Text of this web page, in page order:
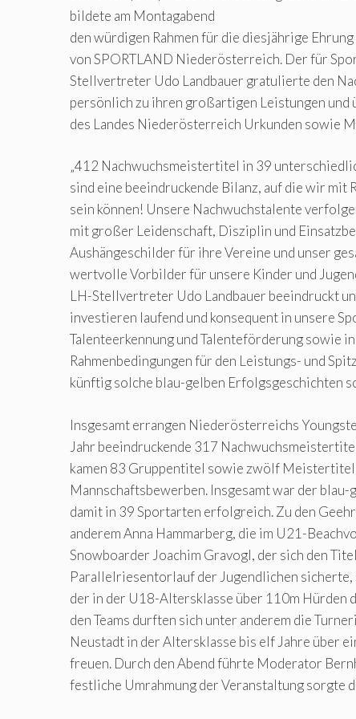
bildete am Montagabend
den würdigen Rahmen für die diesjährige Ehrung
von SPORTLAND Niederösterreich. Der für
Stellvertreter Udo Landbauer gratulierte den
persönlich zu ihren großartigen Leistungen und
des Landes Niederösterreich Urkunden sowie
„412 Nachwuchsmeistertitel in 39
sind eine beeindruckende Bilanz, auf die wir mit
sein können! Unsere Nachwuchstalente
mit großer Leidenschaft, Disziplin und
Aushängeschilder für ihre Vereine und unser
wertvolle Vorbilder für unsere Kinder und
LH-Stellvertreter Udo Landbauer beeindruckt
investieren laufend und konsequent in unsere
Talenteerkennung und Talenteförderung sowie
Rahmenbedingungen für den Leistungs- und
künftig solche blau-gelben Erfolgsgeschichten
Insgesamt errangen Niederösterreichs
Jahr beeindruckende 317
kamen 83 Gruppentitel sowie zwölf
Mannschaftsbewerben. Insgesamt war der blau-
damit in 39 Sportarten erfolgreich. Zu den
anderem Anna Hammarberg, die im U21-
Snowboarder Joachim Gravogl, der sich den
Parallelriesentorlauf der Jugendlichen
der in der U18-Altersklasse über 110m Hürden
den Teams durften sich unter anderem die
Neustadt in der Altersklasse bis elf Jahre über
freuen. Durch den Abend führte Moderator
festliche Umrahmung der Veranstaltung sorgte